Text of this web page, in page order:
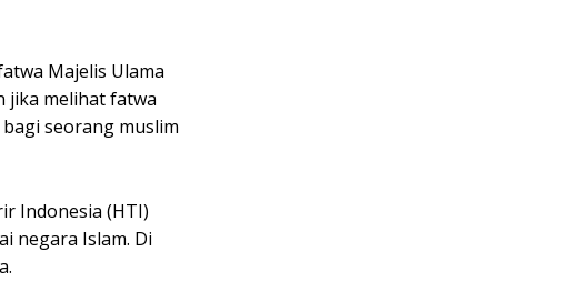
Majelis Ulama
jika melihat fatwa
seorang muslim
Indonesia (HTI)
negara Islam. Di